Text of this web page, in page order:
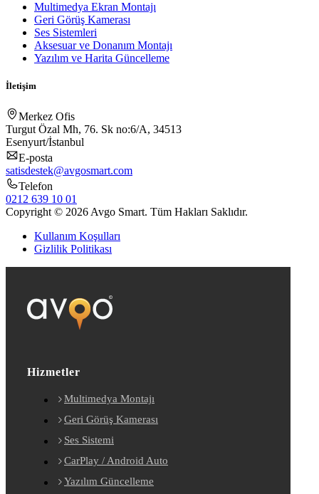
Multimedya Ekran Montajı
Geri Görüş Kamerası
Ses Sistemleri
Aksesuar ve Donanım Montajı
Yazılım ve Harita Güncelleme
İletişim
Merkez Ofis
Turgut Özal Mh, 76. Sk no:6/A, 34513
Esenyurt/İstanbul
E-posta
satisdestek@avgosmart.com
Telefon
0212 639 10 01
Copyright © 2026 Avgo Smart. Tüm Hakları Saklıdır.
Kullanım Koşulları
Gizlilik Politikası
Hizmetler
Multimedya Montajı
Geri Görüş Kamerası
Ses Sistemi
CarPlay / Android Auto
Yazılım Güncelleme